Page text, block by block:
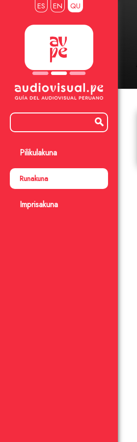
ES EN QU
Pilikulakuna
Runakuna
Imprisakuna